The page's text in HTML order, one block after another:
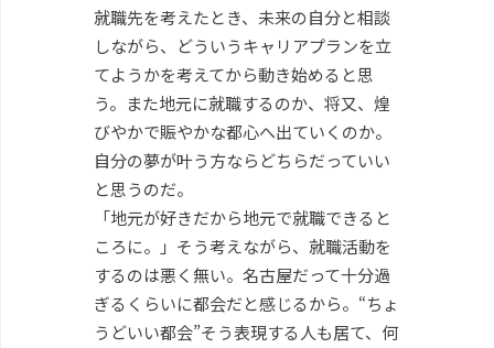
就職先を考えたとき、未来の自分と相談
しながら、どういうキャリアプランを立
てようかを考えてから動き始めると思
う。また地元に就職するのか、将又、煌
びやかで賑やかな都心へ出ていくのか。
自分の夢が叶う方ならどちらだっていい
と思うのだ。
「地元が好きだから地元で就職できると
ころに。」そう考えながら、就職活動を
するのは悪く無い。名古屋だって十分過
ぎるくらいに都会だと感じるから。“ちょ
うどいい都会”そう表現する人も居て、何